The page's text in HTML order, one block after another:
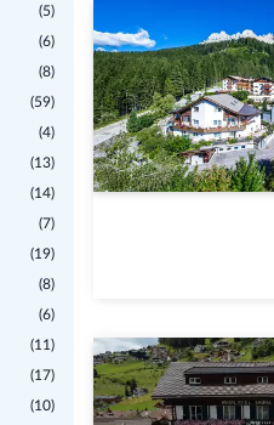
(5)
(6)
(8)
(59)
(4)
(13)
(14)
(7)
(19)
(8)
(6)
(11)
(17)
(10)